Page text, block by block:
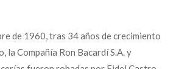
de 1960, tras 34 años de crecimiento
la Compañía Ron Bacardí S.A. y